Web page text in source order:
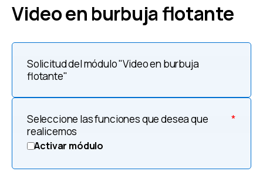
Video en burbuja flotante
Solicitud del módulo "Video en burbuja
flotante"
*
Seleccione las funciones que desea que
realicemos
Activar módulo